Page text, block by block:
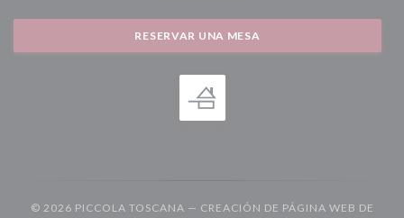
RESERVAR UNA MESA
© 2026 PICCOLA TOSCANA — CREACIÓN DE PÁGINA WEB DE